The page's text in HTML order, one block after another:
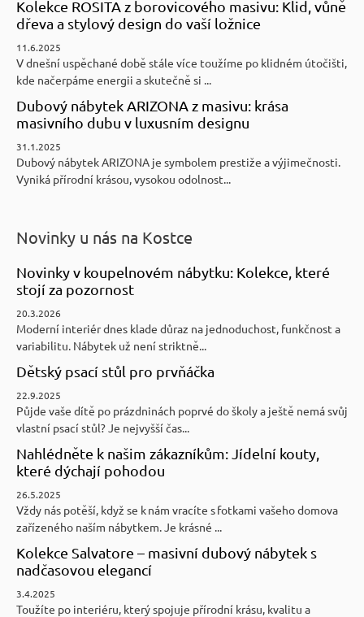
Kolekce ROSITA z borovicového masivu: Klid, vůně
dřeva a stylový design do vaší ložnice
11.6.2025
V dnešní uspěchané době stále více toužíme po klidném útočišti,
kde načerpáme energii a skutečně si ...
Dubový nábytek ARIZONA z masivu: krása
masivního dubu v luxusním designu
31.1.2025
Dubový nábytek ARIZONA je symbolem prestiže a výjimečnosti.
Vyniká přírodní krásou, vysokou odolnost...
Novinky u nás na Kostce
Novinky v koupelnovém nábytku: Kolekce, které
stojí za pozornost
20.3.2026
Moderní interiér dnes klade důraz na jednoduchost, funkčnost a
variabilitu. Nábytek už není striktně...
Dětský psací stůl pro prvňáčka
22.9.2025
Půjde vaše dítě po prázdninách poprvé do školy a ještě nemá svůj
vlastní psací stůl? Je nejvyšší čas...
Nahlédněte k našim zákazníkům: Jídelní kouty,
které dýchají pohodou
26.5.2025
Vždy nás potěší, když se k nám vracíte s fotkami vašeho domova
zařízeného naším nábytkem. Je krásné ...
Kolekce Salvatore – masivní dubový nábytek s
nadčasovou elegancí
3.4.2025
Toužíte po interiéru, který spojuje přírodní krásu, kvalitu a